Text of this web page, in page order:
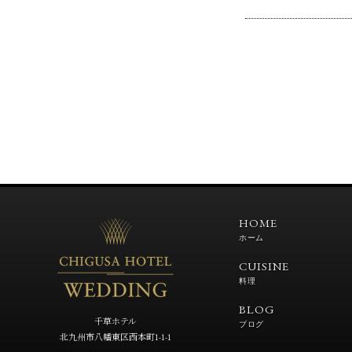
千草ホテル
北九州市八幡東区西本町1-1-1
HOME
ホーム
CUISINE
料理
BLOG
ブログ